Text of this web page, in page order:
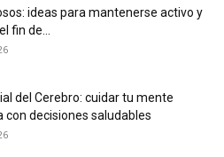
ideas para mantenerse activo y
fin de...
del Cerebro: cuidar tu mente
con decisiones saludables